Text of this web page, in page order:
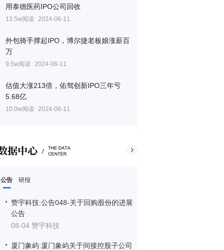
用泰德医药IPO公司回收
13.5w阅读 2024-06-11
外包骑手撑起IPO，博尔捷老板娘涨薪百
万
9.5w阅读 2024-06-11
估值大涨213倍，佑驾创新IPO三年亏
5.68亿
10.0w阅读 2024-06-11
公告 研报
赞宇科技:公告048-关于回购股份的进展
公告
08-04 赞宇科技
厦门象屿:厦门象屿关于间接控股子公司